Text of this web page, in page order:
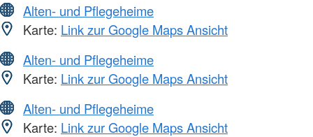
Alten- und Pflegeheime
Karte: Link zur Google Maps Ansicht
Alten- und Pflegeheime
Karte: Link zur Google Maps Ansicht
Alten- und Pflegeheime
Karte: Link zur Google Maps Ansicht